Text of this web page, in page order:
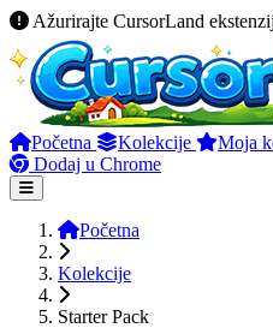
Ažurirajte CursorLand
Početna Kolekcije Moja
Dodaj u Chrome
Početna
Kolekcije
Starter Pack